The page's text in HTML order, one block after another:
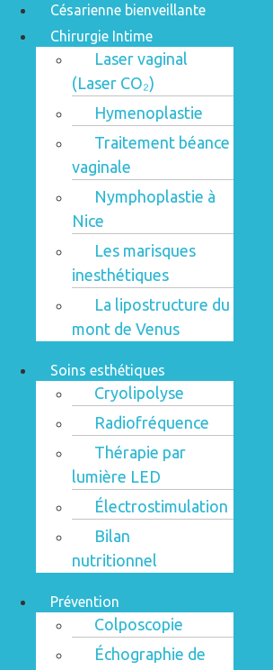
Césarienne bienveillante
Chirurgie Intime
Laser vaginal
(Laser CO₂)
Hymenoplastie
Traitement béance
vaginale
Nymphoplastie à
Nice
Les marisques
inesthétiques
La lipostructure du
mont de Venus
Soins esthétiques
Cryolipolyse
Radiofréquence
Thérapie par
lumière LED
Électrostimulation
Bilan
nutritionnel
Prévention
Colposcopie
Échographie de